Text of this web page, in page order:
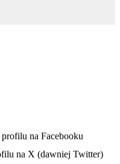
karcie na Facebooku
na X (dawniej Twitter)